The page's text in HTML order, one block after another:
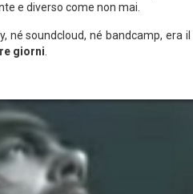
e diverso come non mai.
né soundcloud, né bandcamp, era
giorni.